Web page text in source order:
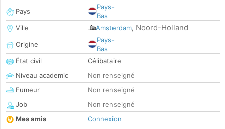
Pays
Pays-
Bas
Ville
Amsterdam, Noord-Holland
Origine
Pays-
Bas
État civil
Célibataire
Niveau academic
Non renseigné
Fumeur
Non renseigné
Job
Non renseigné
Mes amis
Connexion